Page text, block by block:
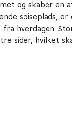
og skaber en
spiseplads, er
hverdagen.
sider, hvilket